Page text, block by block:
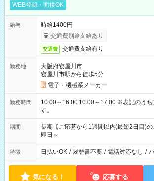
WEB登録・面接OK
給与
時給1400円
交通費別途支給あり
交通費 交通費支給有り
勤務地
大阪府寝屋川市
寝屋川市駅から徒歩5分
電子・機械系メーカー
勤務時間
10:00～16:00 10:00～17:00 ※表記のうち実働5時間から6時間で
す。
期間
長期【ご応募から1週間以内(最短2日目)の
即日～
特徴 日払いOK / 履歴書不要 / 電話対応なし /
気になる！ 応募する